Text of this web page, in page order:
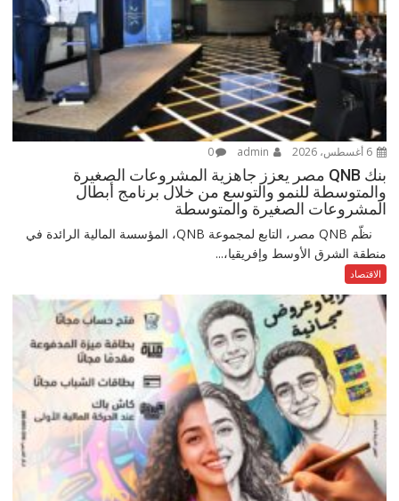
6 أغسطس، 2026 0
بنك QNB مصر يعزز جاهزية المشروعات الصغيرة
والمتوسطة للنمو والتوسع من خلال برنامج أبطال
المشروعات الصغيرة والمتوسطة
نظّم QNB مصر، التابع لمجموعة QNB، المؤسسة المالية الرائدة في
منطقة الشرق الأوسط وإفريقيا،...
الاقتصاد